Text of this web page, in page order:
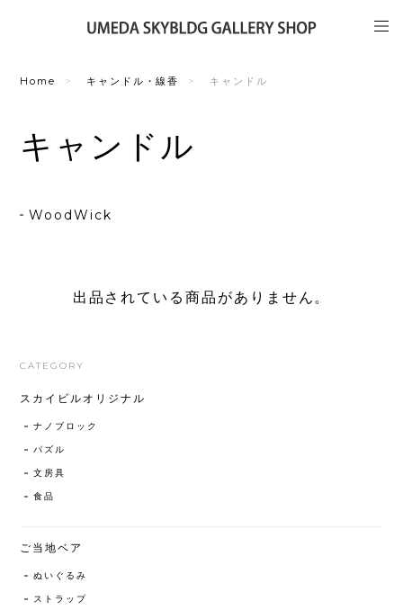
Home キャンドル・線香 キャンドル
キャンドル
WoodWick
出品されている商品がありません。
CATEGORY
スカイビルオリジナル
ナノブロック
パズル
文房具
食品
ご当地ベア
ぬいぐるみ
ストラップ